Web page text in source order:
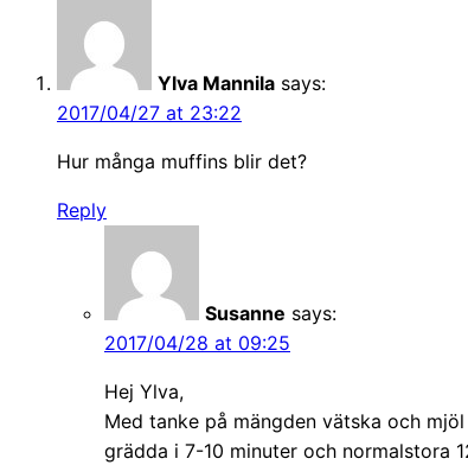
Ylva Mannila says:
2017/04/27 at 23:22
Hur många muffins blir det?
Reply
Susanne says:
2017/04/28 at 09:25
Hej Ylva,
Med tanke på mängden vätska och
grädda i 7-10 minuter och normalstora